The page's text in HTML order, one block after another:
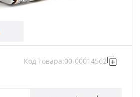
Код товара:00-00014562